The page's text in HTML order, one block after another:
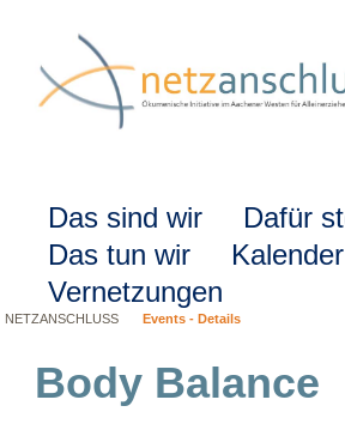
überspringen
Das sind wir
Dafür
Das tun wir
Kalender
Vernetzungen
NETZANSCHLUSS Events - Details
Body Balance